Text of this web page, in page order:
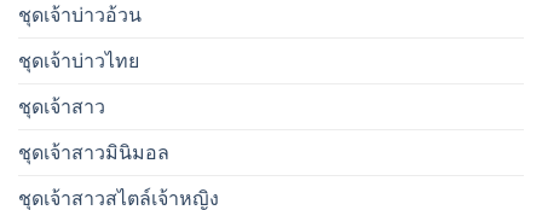
ชุดเจ้าบ่าวอ้วน
ชุดเจ้าบ่าวไทย
ชุดเจ้าสาว
ชุดเจ้าสาวมินิมอล
ชุดเจ้าสาวสไตล์เจ้าหญิง